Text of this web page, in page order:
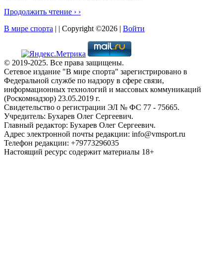
Продолжить чтение › ›
В мире спорта | | Copyright ©2026 | Войти
© 2019-2025. Все права защищены.
Сетевое издание "В мире спорта" зарегистрировано в
Федеральной службе по надзору в сфере связи,
информационных технологий и массовых коммуникаций
(Роскомнадзор) 23.05.2019 г.
Свидетельство о регистрации ЭЛ № ФС 77 - 75665.
Учредитель: Бухарев Олег Сергеевич.
Главный редактор: Бухарев Олег Сергеевич.
Адрес электронной почты редакции: info@vmsport.ru
Телефон редакции: +79773296035
Настоящий ресурс содержит материалы 18+